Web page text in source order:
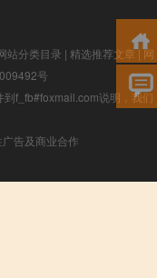
站分类目录 | 精选推荐文章|网
号
f_fb#foxmail.com说明，我们
告及商业合作